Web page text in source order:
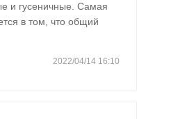
и гусеничные. Самая
в том, что общий
2022/04/14 16:10